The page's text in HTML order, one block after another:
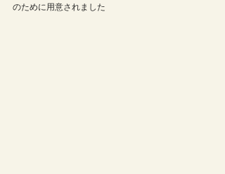
のために用意されました